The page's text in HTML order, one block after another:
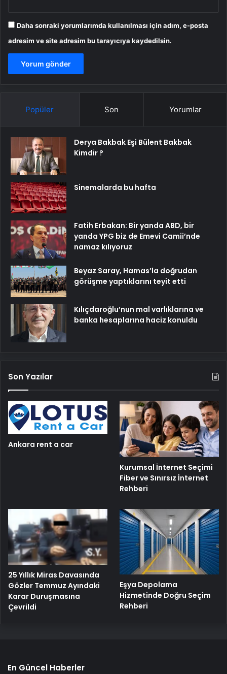
Daha sonraki yorumlarımda kullanılması için adım, e-posta
adresim ve site adresim bu tarayıcıya kaydedilsin.
Popüler Son Yorumlar
Derya Bakbak Eşi Bülent Bakbak
Kimdir ?
Sinemalarda bu hafta
Fatih Erbakan: Bir yanda ABD, bir
yanda YPG biz de Emevi Camii’nde
namaz kılıyoruz
Beyaz Saray, Hamas’la doğrudan
görüşme yaptıklarını teyit etti
Kılıçdaroğlu’nun mal varlıklarına ve
banka hesaplarına haciz konuldu
Son Yazılar
Ankara rent a car
Kurumsal İnternet Seçimi
Fiber ve Sınırsız İnternet
Rehberi
25 Yıllık Miras Davasında
Gözler Temmuz Ayındaki
Karar Duruşmasına
Çevrildi
Eşya Depolama
Hizmetinde Doğru Seçim
Rehberi
En Güncel Haberler